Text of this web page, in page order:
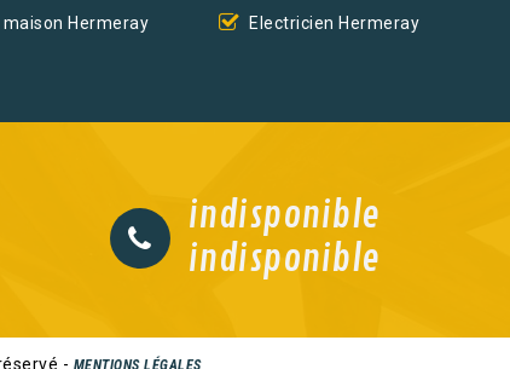
maison Hermeray Electricien Hermeray
indisponible
indisponible
-